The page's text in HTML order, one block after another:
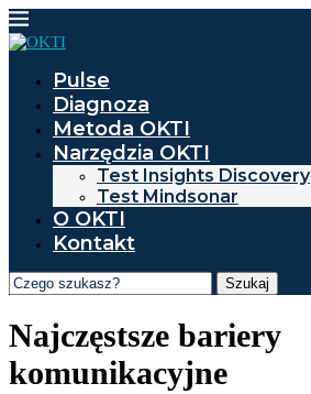
Pulse
Diagnoza
Metoda OKTI
Narzędzia OKTI
Test Insights Discovery
Test Mindsonar
O OKTI
Kontakt
Szukaj
Najczęstsze bariery
komunikacyjne